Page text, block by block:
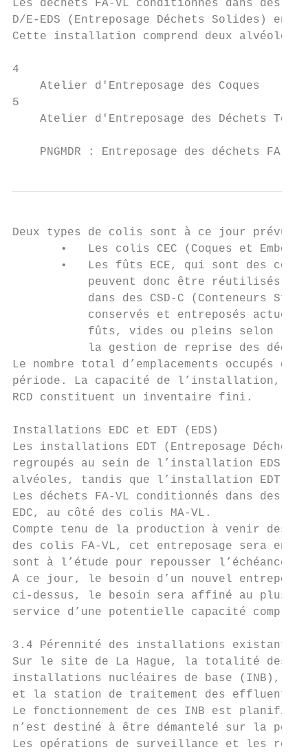
Les déchets FA-VL conditionnés dans des
D/E-EDS (Entreposage Déchets Solides)
Cette installation comprend deux alvéoles
4
    Atelier d'Entreposage des Coques
5
Atelier d'Entreposage des Déchets
PNGMDR : Entreposage des déchets FA-
Deux types de colis sont à ce jour prévus
•   Les colis CEC (Coques et
•   Les fûts ECE, qui sont des
peuvent donc être réutilisés
dans des CSD-C (Conteneurs
conservés et entreposés
fûts, vides ou pleins selon
la gestion de reprise des
Le nombre total d’emplacements
période. La capacité de l’installation,
RCD constituent un inventaire fini.
Installations EDC et EDT (EDS)
Les installations EDT (Entreposage Déchets
regroupés au sein de l’installation EDS
alvéoles, tandis que l’installation EDT en
Les déchets FA-VL conditionnés dans des
EDC, au côté des colis MA-VL.
Compte tenu de la production à venir des
des colis FA-VL, cet entreposage sera en
sont à l’étude pour repousser
A ce jour, le besoin d’un nouvel
ci-dessus, le besoin sera affiné au plus
service d’une potentielle capacité
3.4 Pérennité des installations existantes
Sur le site de La Hague, la totalité des
installations nucléaires de base (INB), qui
et la station de traitement des effluents
Le fonctionnement de ces INB est planifié
n’est destiné à être démantelé sur la
Les opérations de surveillance et les